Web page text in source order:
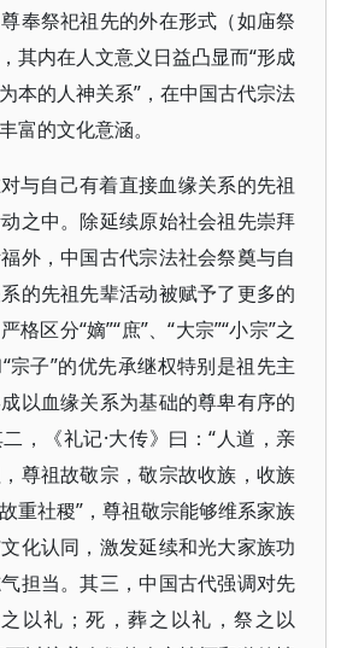
奉祭祀祖先的外在形式（如庙祭
其内在人文意义日益凸显而“形成
本的人神关系”，在中国古代宗法
富的文化意涵。
与自己有着直接血缘关系的先祖
之中。除延续原始社会祖先崇拜
外，中国古代宗法社会祭奠与自
的先祖先辈活动被赋予了更多的
格区分“嫡”“庶”、“大宗”“小宗”之
宗子”的优先承继权特别是祖先主
以血缘关系为基础的尊卑有序的
，《礼记·大传》曰：“人道，亲
尊祖故敬宗，敬宗故收族，收族
重社稷”，尊祖敬宗能够维系家族
化认同，激发延续和光大家族功
担当。其三，中国古代强调对先
以礼；死，葬之以礼，祭之以